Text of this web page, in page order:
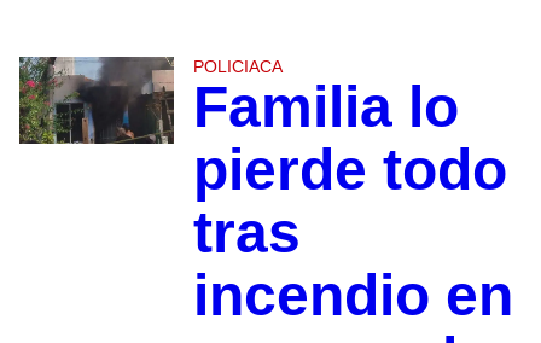
POLICIACA
Familia lo
pierde todo
tras
incendio en